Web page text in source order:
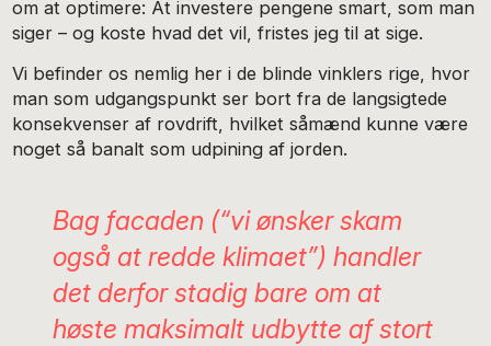
om at optimere: At investere pengene smart, som man
siger – og koste hvad det vil, fristes jeg til at sige.
Vi befinder os nemlig her i de blinde vinklers rige, hvor
man som udgangspunkt ser bort fra de langsigtede
konsekvenser af rovdrift, hvilket såmænd kunne være
noget så banalt som udpining af jorden.
Bag facaden (“vi ønsker skam
også at redde klimaet”) handler
det derfor stadig bare om at
høste maksimalt udbytte af stort